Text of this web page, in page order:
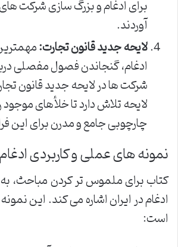
برای ادغام و بزرگ سازی شرکت
آوردند.
لایحه جدید قانون تجارت:
ادغام، گنجاندن فصول مفصلی
شرکت ها در لایحه جدید قانون
لایحه تلاش دارد تا خلأهای موجود
چارچوبی جامع و مدرن برای این
نمونه های عملی و کاربردی
کتاب برای ملموس تر کردن مباحث،
ادغام در ایران اشاره می کند. این
است: